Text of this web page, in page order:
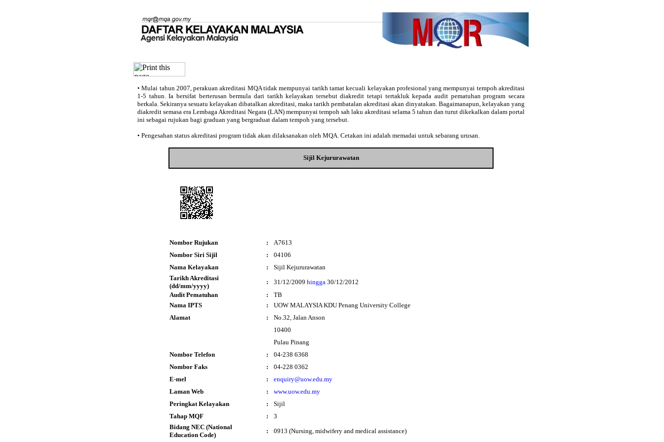
• Mulai tahun 2007, perakuan akreditasi MQA tidak mempunyai tarikh tamat kecuali kelayakan profesional yang mempunyai tempoh akreditasi
1-5 tahun. Ia bersifat berterusan bermula dari tarikh kelayakan tersebut diakredit tetapi tertakluk kepada audit pematuhan program secara
berkala. Sekiranya sesuatu kelayakan dibatalkan akreditasi, maka tarikh pembatalan akreditasi akan dinyatakan. Bagaimanapun, kelayakan yang
diakredit semasa era Lembaga Akreditasi Negara (LAN) mempunyai tempoh sah laku akreditasi selama 5 tahun dan turut dikekalkan dalam portal
ini sebagai rujukan bagi graduan yang bergraduat dalam tempoh yang tersebut.
• Pengesahan status akreditasi program tidak akan dilaksanakan oleh MQA. Cetakan ini adalah memadai untuk sebarang urusan.
Sijil Kejururawatan
Nombor Rujukan :
A7613
Nombor Siri Sijil
:
04106
Nama Kelayakan
:
Sijil Kejururawatan
Tarikh Akreditasi
(dd/mm/yyyy)
: 31/12/2009 hingga 30/12/2012
Audit Pematuhan
:
TB
Nama IPTS
:
UOW MALAYSIA KDU Penang University College
Alamat
:
No.32, Jalan Anson
10400
Pulau Pinang
Nombor Telefon
:
04-238 6368
Nombor Faks
:
04-228 0362
E-mel
:
enquiry@uow.edu.my
Laman Web
:
www.uow.edu.my
Peringkat Kelayakan
:
Sijil
Tahap MQF
:
3
Bidang NEC (National
Education Code)
:
0913 (Nursing, midwifery and medical assistance)